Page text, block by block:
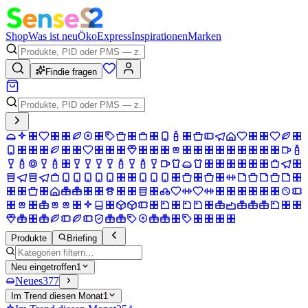
ShopWas ist neuÖkoExpressInspirationenMarken
Findie fragen
Produkte Briefing
Neu eingetroffen1
Neues377
Im Trend diesen Monat1